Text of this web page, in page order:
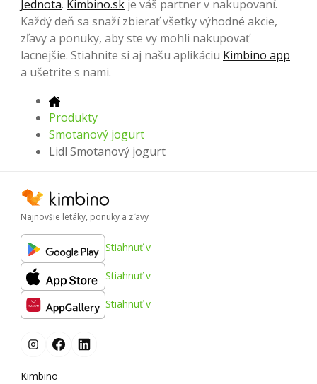
Jednota. Kimbino.sk je váš partner v nakupovaní.
Každý deň sa snaží zbierať všetky výhodné akcie,
zľavy a ponuky, aby ste vy mohli nakupovať
lacnejšie. Stiahnite si aj našu aplikáciu Kimbino app
a ušetrite s nami.
Produkty
Smotanový jogurt
Lidl Smotanový jogurt
Najnovšie letáky, ponuky a zľavy
Stiahnuť v
Stiahnuť v
Stiahnuť v
Kimbino